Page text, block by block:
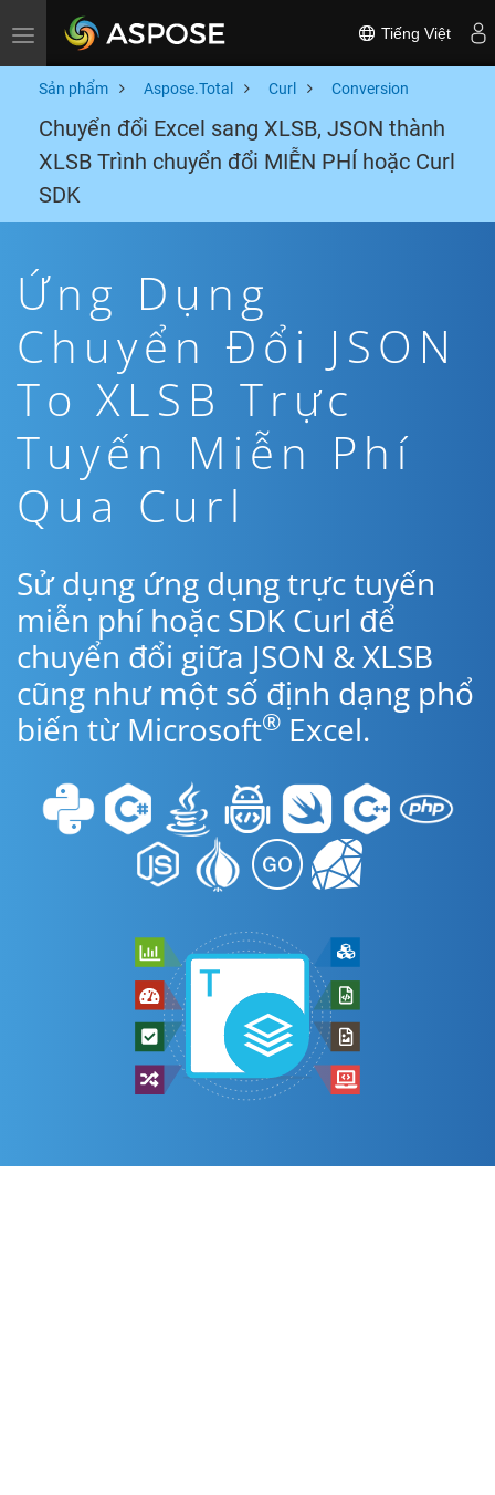
Toggle navigation Tiếng Việt
Sản phẩm Aspose.Total Curl Conversion
Chuyển đổi Excel sang XLSB, JSON thành
XLSB Trình chuyển đổi MIỄN PHÍ hoặc Curl
SDK
Ứng Dụng
Chuyển Đổi JSON
To XLSB Trực
Tuyến Miễn Phí
Qua Curl
Sử dụng ứng dụng trực tuyến
miễn phí hoặc SDK Curl để
chuyển đổi giữa JSON & XLSB
cũng như một số định dạng phổ
biến từ Microsoft® Excel.